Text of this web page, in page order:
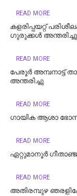
READ MORE
കളരിപ്പയറ്റ്
ഗുരുക്കൾ അന്തരിച്ചു
READ MORE
പേരൂർ അമ്പനാട്ട്
അന്തരിച്ചു
READ MORE
ഗായിക ആശാ
READ MORE
ഏറ്റുമാനൂർ
READ MORE
അതിരമ്പുഴ